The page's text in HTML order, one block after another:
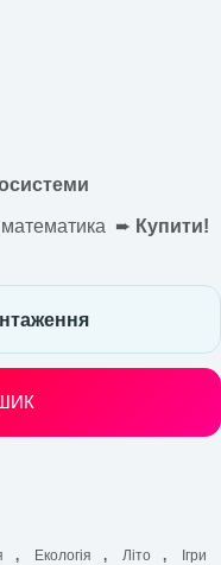
математика ➨ Купити!
, Екологія , Літо ,
Ігри